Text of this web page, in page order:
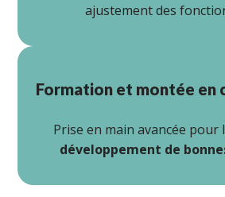
ajustement des
Formation et montée en
Prise en main avancée pour
développement de